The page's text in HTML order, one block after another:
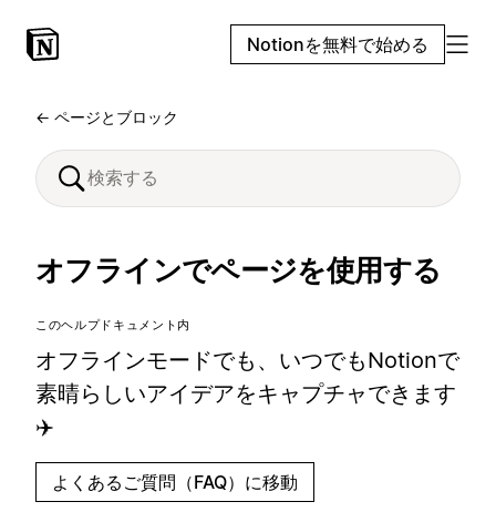
Notionを無料で始める
← ページとブロック
オフラインでページを使用する
このヘルプドキュメント内
オフラインモードでも、いつでもNotionで
素晴らしいアイデアをキャプチャできます
✈️
よくあるご質問（FAQ）に移動